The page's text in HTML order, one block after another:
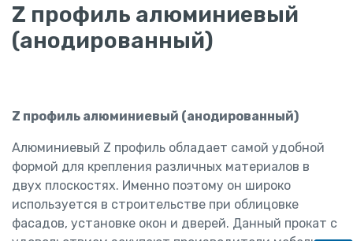
Z профиль алюминиевый
(анодированный)
Z профиль алюминиевый (анодированный)
Алюминиевый Z профиль обладает самой удобной
формой для крепления различных материалов в
двух плоскостях. Именно поэтому он широко
используется в строительстве при облицовке
фасадов, установке окон и дверей. Данный прокат с